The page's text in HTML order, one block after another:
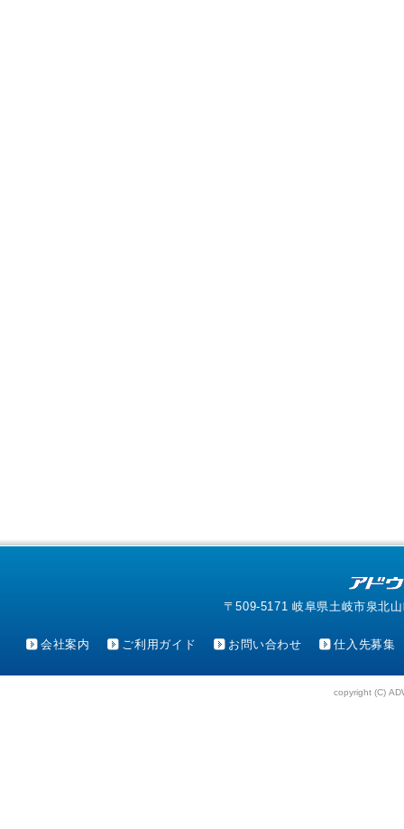
〒509-5171 岐阜県土岐市泉北
会社案内 ご利用ガイド お問い合わせ 仕入先募集
copyright (C)